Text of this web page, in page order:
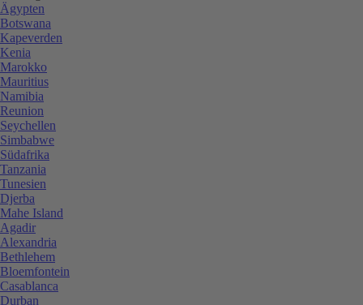
Ägypten
Botswana
Kapeverden
Kenia
Marokko
Mauritius
Namibia
Reunion
Seychellen
Simbabwe
Südafrika
Tanzania
Tunesien
Djerba
Mahe Island
Agadir
Alexandria
Bethlehem
Bloemfontein
Casablanca
Durban